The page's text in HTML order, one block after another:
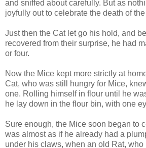
and sniffed about carefully. But as
joyfully out to celebrate the death of
Just then the Cat let go his hold, and
recovered from their surprise, he had
or four.
Now the Mice kept more strictly at
Cat, who was still hungry for Mice,
one. Rolling himself in flour until he
he lay down in the flour bin, with one
Sure enough, the Mice soon began to
was almost as if he already had a
under his claws, when an old Rat, who